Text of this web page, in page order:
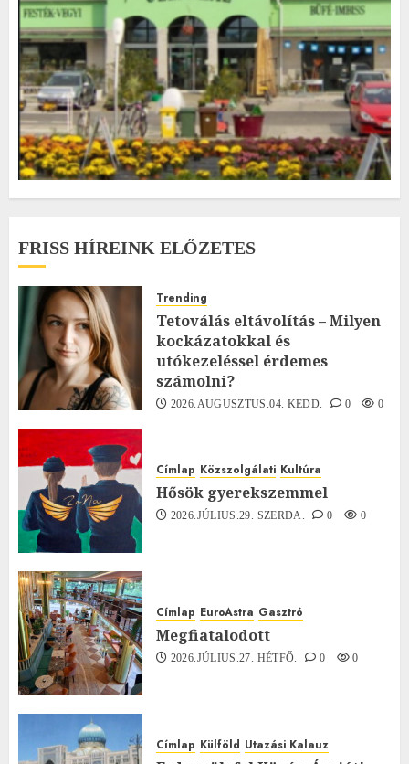
FRISS HÍREINK ELŐZETES
Trending
Tetoválás eltávolítás – Milyen
kockázatokkal és
utókezeléssel érdemes
számolni?
2026.AUGUSZTUS.04. KEDD. 0 0
Címlap Közszolgálati Kultúra
Hősök gyerekszemmel
2026.JÚLIUS.29. SZERDA. 0 0
Címlap EuroAstra Gasztró
Megfiatalodott
2026.JÚLIUS.27. HÉTFŐ. 0 0
Címlap Külföld Utazási Kalauz